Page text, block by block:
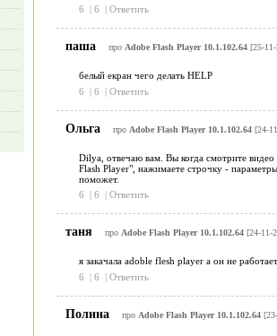
6
| 6 | Ответить
паша про Adobe Flash Player 10.1.102.64[25-11-
белый екран чего делать HELP
6
| 6 | Ответить
Ольга про Adobe Flash Player 10.1.102.64[24-
Dilya, отвечаю вам. Вы когда смотрите
Flash Player", нажимаете строчку -
поможет.
6
| 6 | Ответить
таня про Adobe Flash Player 10.1.102.64[24-11-
я закачала adoble flesh player а он не
6
| 6 | Ответить
Полина про Adobe Flash Player 10.1.102.64[23-